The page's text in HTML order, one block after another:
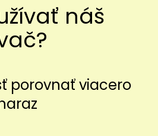
náš
porovnať viacero